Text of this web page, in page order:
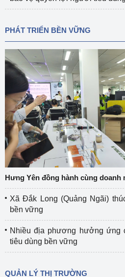
PHÁT TRIỂN BỀN VỮNG
Hưng Yên đồng hành cùng doanh
Xã Đắk Long (Quảng Ngãi)
bền vững
Nhiều địa phương hưởng ứng
tiêu dùng bền vững
QUẢN LÝ THỊ TRƯỜNG